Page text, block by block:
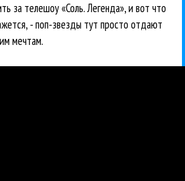
за телешоу «Соль. Легенда», и вот что
- поп-звезды тут просто отдают
мечтам.